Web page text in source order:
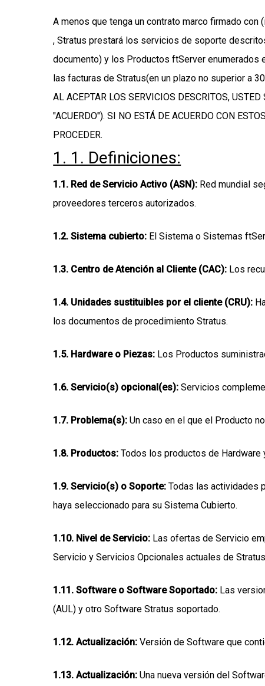
A menos que tenga un contrato marco firmado
, Stratus prestará los servicios de soporte
documento) y los Productos ftServer
las facturas de Stratus(en un plazo no superior a
AL ACEPTAR LOS SERVICIOS DESCRITOS,
"ACUERDO"). SI NO ESTÁ DE ACUERDO CON
PROCEDER.
1. 1. Definiciones:
1.1. Red de Servicio Activo (ASN): Red mundial
proveedores terceros autorizados.
1.2. Sistema cubierto: El Sistema o Sistemas
1.3. Centro de Atención al Cliente (CAC): Los
1.4. Unidades sustituibles por el cliente (CRU):
los documentos de procedimiento Stratus.
1.5. Hardware o Piezas: Los Productos
1.6. Servicio(s) opcional(es): Servicios
1.7. Problema(s): Un caso en el que el Producto
1.8. Productos: Todos los productos de
1.9. Servicio(s) o Soporte: Todas las actividades
haya seleccionado para su Sistema Cubierto.
1.10. Nivel de Servicio: Las ofertas de Servicio
Servicio y Servicios Opcionales actuales de
1.11. Software o Software Soportado: Las
(AUL) y otro Software Stratus soportado.
1.12. Actualización: Versión de Software que
1.13. Actualización: Una nueva versión del